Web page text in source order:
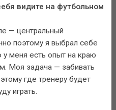
видите на футбольном
— центральный
поэтому я выбрал себе
меня есть опыт на краю
Моя задача — забивать
где тренеру будет
играть.